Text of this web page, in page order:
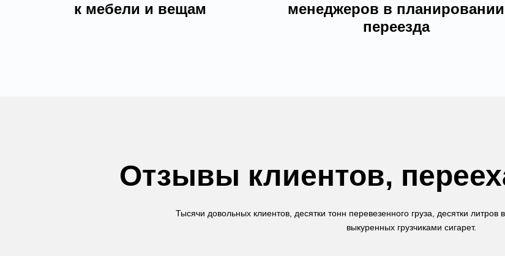
к мебели и вещам
менеджеров в планировании
переезда
Отзывы клиентов,
Тысячи довольных клиентов, десятки тонн перевезенного груза, десятки
выкуренных грузчиками сигарет.